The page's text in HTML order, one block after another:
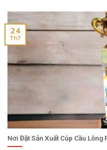
Nơi Đặt Sản Xuất Cúp Cầu Lông
24
Th7